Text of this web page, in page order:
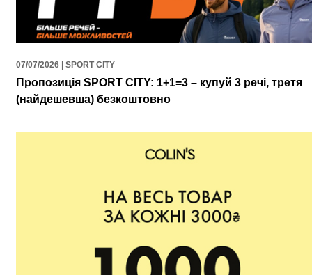
07/07/2026 | SPORT CITY
Пропозиція SPORT CITY: 1+1=3 – купуй 3 речі, третя
(найдешевша) безкоштовно